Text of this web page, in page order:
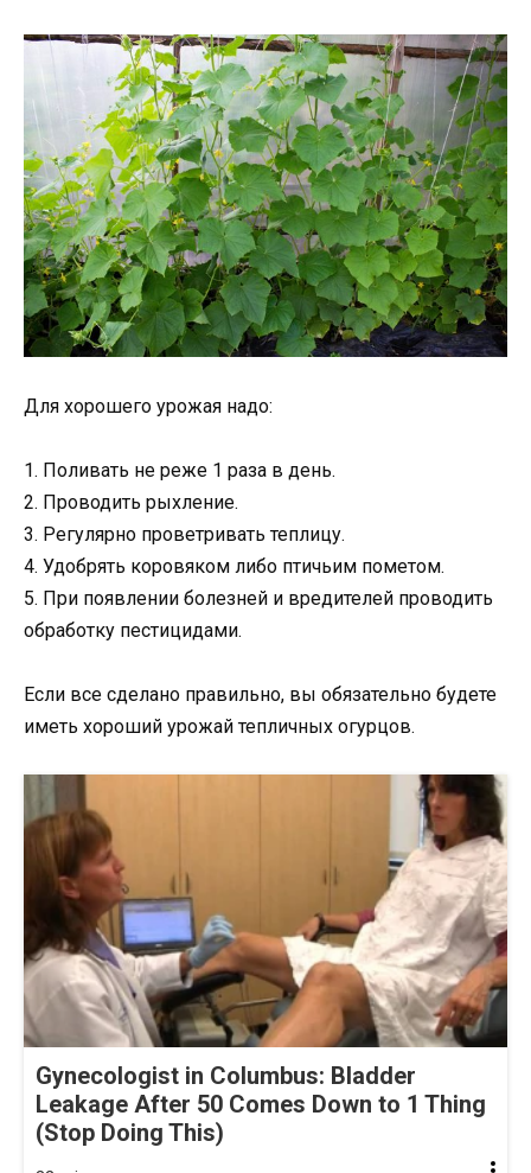
Для хорошего урожая надо:
1. Поливать не реже 1 раза в день.
2. Проводить рыхление.
3. Регулярно проветривать теплицу.
4. Удобрять коровяком либо птичьим пометом.
5. При появлении болезней и вредителей проводить
обработку пестицидами.
Если все сделано правильно, вы обязательно будете
иметь хороший урожай тепличных огурцов.
Gynecologist in Columbus: Bladder
Leakage After 50 Comes Down to 1 Thing
(Stop Doing This)